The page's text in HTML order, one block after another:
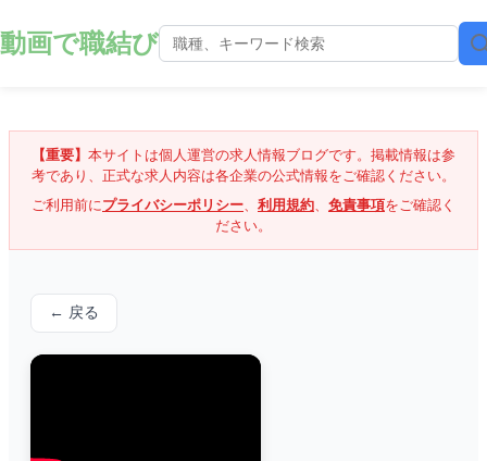
動画で職結び
【重要】 本サイトは個人運営の求人情報ブログです。掲載情報は参
考であり、正式な求人内容は各企業の公式情報をご確認ください。
ご利用前にプライバシーポリシー、 利用規約、 免責事項をご確認く
ださい。
← 戻る